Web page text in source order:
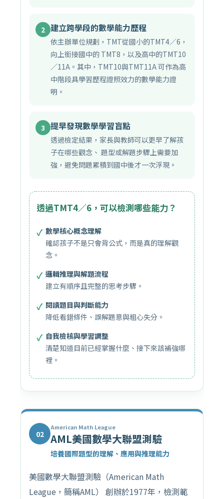
2 建立跨學段的數學能力歷程
依主辦單位規劃，TMT從國小的TMT4／6，
向上銜接國中的 TMT8，以及高中的TMT10
／11A。其中，TMT10與TMT11A 可作為高
中階段具學習歷程證照效力的數學能力證
明。
3 提早發現數學學習盲點
透過檢定結果，家長與教師可以更早了解孩
子在哪些觀念、 題型或解題步驟上需要加
強，避免問題累積到國中後才一次浮現。
透過TMT4／6，可以檢測哪些能力？
✓ 數學核心概念理解
確認孩子不是只會背公式，而是真的理解觀
念。
✓ 邏輯推理與解題流程
建立有順序且完整的思考步驟。
✓ 閱讀題目與判斷能力
降低看錯條件、誤解題意與粗心失分。
✓ 自我檢核與學習調整
清楚知道目前已經掌握什麼、接下來該補強哪
裡。
02
American Math League
AML美國數學大聯盟測驗
培養國際題型的理解、應用與推理能力
美國數學大聯盟測驗（American Math
League，簡稱AML） 創辦於1977年，檢測範